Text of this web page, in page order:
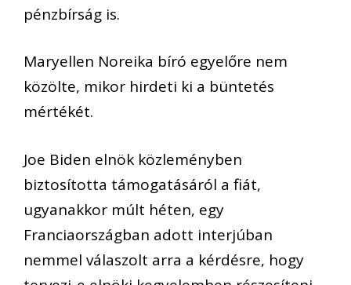
pénzbírság is.
Maryellen Noreika bíró egyelőre nem
közölte, mikor hirdeti ki a büntetés
mértékét.
Joe Biden elnök közleményben
biztosította támogatásáról a fiát,
ugyanakkor múlt héten, egy
Franciaországban adott interjúban
nemmel válaszolt arra a kérdésre, hogy